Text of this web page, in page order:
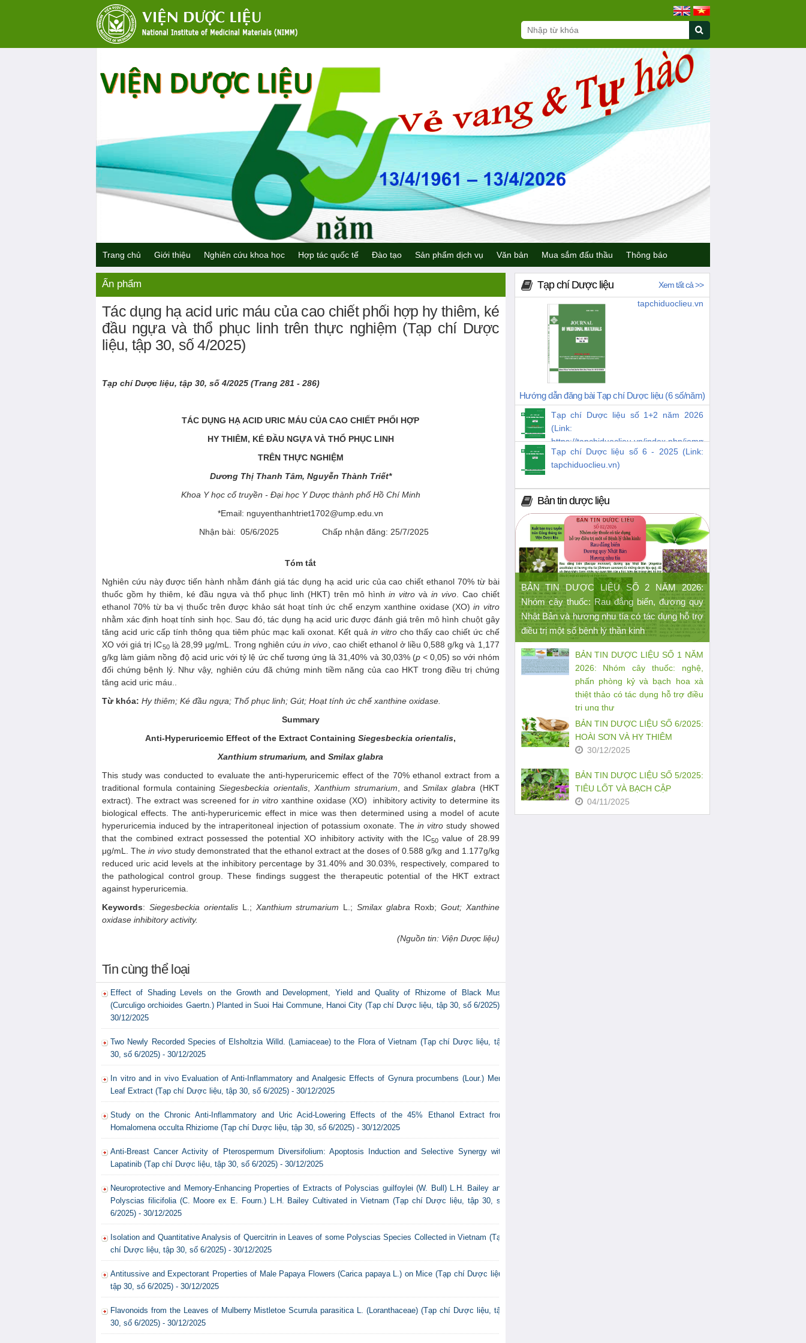
Trang chủ Giới thiệu Nghiên cứu khoa học Hợp tác quốc tế Đào tạo Sản phẩm dịch vụ Văn bản Mua sắm đấu thầu Thông báo
Liên hệ
Ấn phẩm
Tác dụng hạ acid uric máu của cao chiết phối hợp hy thiêm, ké
đầu ngựa và thổ phục linh trên thực nghiệm (Tạp chí Dược
liệu, tập 30, số 4/2025)
Tạp chí Dược liệu, tập 30, số 4/2025 (Trang 281 - 286)
TÁC DỤNG HẠ ACID URIC MÁUCỦA CAO CHIẾT PHỐI HỢP
HY THIÊM, KÉ ĐẦU NGỰA VÀ THỔ PHỤC LINH
TRÊN THỰC NGHIỆM
Dương Thị Thanh Tâm, Nguyễn Thành Triết*
Khoa Y học cổ truyền - Đại học Y Dược thành phố Hồ Chí Minh
*Email: nguyenthanhtriet1702@ump.edu.vn
Nhận bài: 05/6/2025
Chấp nhận đăng: 25/7/2025
Tóm tắt
Nghiên cứu này được tiến hành nhằm đánh giá tác dụng hạ acid uric của cao chiết ethanol 70% từ bài
thuốc gồm hy thiêm, ké đầu ngựa và thổ phục linh (HKT) trên mô hình in vitrovà in vivo. Cao chiết
ethanol 70% từ ba vị thuốc trên được khảo sát hoạt tính ức chế enzym xanthine oxidase (XO)in vitro
nhằm xác định hoạt tính sinh học. Sau đó, tác dụng hạ acid uric được đánh giá trên mô hình chuột gây
tăng acid uric cấp tính thông qua tiêm phúc mạc kali oxonat. Kết quảin vitrocho thấy cao chiết ức chế
XO với giá trị IC50là 28,99 μg/mL. Trong nghiên cứuin vivo , cao chiết ethanol ở liều 0,588 g/kg và 1,177
g/kg làm giảm nồng độ acid uric với tỷ lệ ức chế tương ứng là 31,40% và 30,03% (p< 0,05) so với nhóm
đối chứng bệnh lý. Như vậy, nghiên cứu đã chứng minh tiềm năng của cao HKT trong điều trị chứng
tăng acid uric máu..
Từ khóa: Hy thiêm; Ké đầu ngựa; Thổ phục linh; Gút; Hoạt tính ức chế xanthine oxidase.
Summary
Anti-Hyperuricemic Effect of the Extract ContainingSiegesbeckia orientalis,
Xanthium strumarium, andSmilax glabra
This study was conducted to evaluate the anti-hyperuricemic effect of the 70% ethanol extract from a
traditional formula containingSiegesbeckia orientalis Xanthium strumarium , andSmilax glabra (HKT
extract). The extract was screened forin vitroxanthine oxidase (XO) inhibitory activity to determine its
biological effects. The anti-hyperuricemic effect in mice was then determined using a model of acute
hyperuricemia induced by the intraperitoneal injection of potassium oxonate. Thein vitro study showed
that the combined extract possessed the potential XO inhibitory activity with the IC50value of 28.99
μg/mL. Thein vivo study demonstrated that the ethanol extract at the doses of 0.588 g/kg and 1.177g/kg
reduced uric acid levels at the inhibitory percentage by 31.40% and 30.03%, respectively, compared to
the pathological control group. These findings suggest the therapeutic potential of the HKT extract
against hyperuricemia.
Keywords: Siegesbeckia orientalisL.; Xanthium strumarium L.;Smilax glabra Roxb; Gout; Xanthine
oxidase inhibitory activity.
(Nguồn tin: Viện Dược liệu)
Tin cùng thể loại
Effect of Shading Levels on the Growth and Development, Yield and Quality of Rhizome of Black Musli
(Curculigo orchioides Gaertn.) Planted in Suoi Hai Commune, Hanoi City (Tạp chí Dược liệu, tập 30, số 6/2025) -
30/12/2025
Two Newly Recorded Species of Elsholtzia Willd. (Lamiaceae) to the Flora of Vietnam (Tạp chí Dược liệu, tập
30, số 6/2025) - 30/12/2025
In vitro and in vivo Evaluation of Anti-Inflammatory and Analgesic Effects of Gynura procumbens (Lour.) Merr.
Leaf Extract (Tạp chí Dược liệu, tập 30, số 6/2025) - 30/12/2025
Study on the Chronic Anti-Inflammatory and Uric Acid-Lowering Effects of the 45% Ethanol Extract from
Homalomena occulta Rhiziome (Tạp chí Dược liệu, tập 30, số 6/2025) - 30/12/2025
Anti-Breast Cancer Activity of Pterospermum Diversifolium: Apoptosis Induction and Selective Synergy with
Lapatinib (Tạp chí Dược liệu, tập 30, số 6/2025) - 30/12/2025
Neuroprotective and Memory-Enhancing Properties of Extracts of Polyscias guilfoylei (W. Bull) L.H. Bailey and
Polyscias filicifolia (C. Moore ex E. Fourn.) L.H. Bailey Cultivated in Vietnam (Tạp chí Dược liệu, tập 30, số
6/2025) - 30/12/2025
Isolation and Quantitative Analysis of Quercitrin in Leaves of some Polyscias Species Collected in Vietnam (Tạp
chí Dược liệu, tập 30, số 6/2025) - 30/12/2025
Antitussive and Expectorant Properties of Male Papaya Flowers (Carica papaya L.) on Mice (Tạp chí Dược liệu,
tập 30, số 6/2025) - 30/12/2025
Flavonoids from the Leaves of Mulberry Mistletoe Scurrula parasitica L. (Loranthaceae) (Tạp chí Dược liệu, tập
30, số 6/2025) - 30/12/2025
Tạp chí Dược liệu
Xem tất cả >>
tapchiduoclieu.vn
Hướng dẫn đăng bài Tạp chí Dược liệu (6 số/năm)
Tạp chí Dược liệu số 1+2 năm 2026
(Link:
https://tapchiduoclieu.vn/index.php/jomm/issue/view/38)
Tạp chí Dược liệu số 6 - 2025 (Link:
tapchiduoclieu.vn)
Bản tin dược liệu
BẢN TIN DƯỢC LIỆU SỐ 2 NĂM 2026:
Nhóm cây thuốc: Rau đắng biển, đương quy
Nhật Bản và hương nhu tía có tác dụng hỗ trợ
điều trị một số bệnh lý thần kinh
BẢN TIN DƯỢC LIỆU SỐ 1 NĂM
2026: Nhóm cây thuốc: nghệ,
phấn phòng kỷ và bạch hoa xà
thiệt thảo có tác dụng hỗ trợ điều
trị ung thư
27/03/2026
BẢN TIN DƯỢC LIỆU SỐ 6/2025:
HOÀI SƠN VÀ HY THIÊM
30/12/2025
BẢN TIN DƯỢC LIỆU SỐ 5/2025:
TIÊU LỐT VÀ BẠCH CẬP
04/11/2025